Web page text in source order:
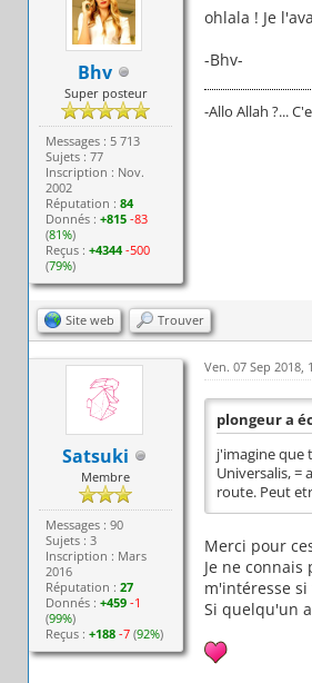
Bhv
Super posteur
Messages : 5 713
Sujets : 77
Inscription : Nov.
2002
Réputation :84
Donnés :+815 -83
(81%)
Reçus :+4344 -500
(79%)
ohlala ! Je
-Bhv-
-Allo Allah ?...
Site web Trouver
Satsuki
Membre
Messages : 90
Sujets : 3
Inscription : Mars
2016
Réputation :27
Donnés :+459 -1
(99%)
Reçus :+188 -7 (92%)
Ven. 07 Sep 2018,
plongeur a
j'imagine que
Universalis, =
route. Peut
Merci pour
Je ne
m'intéresse
Si quelqu'un